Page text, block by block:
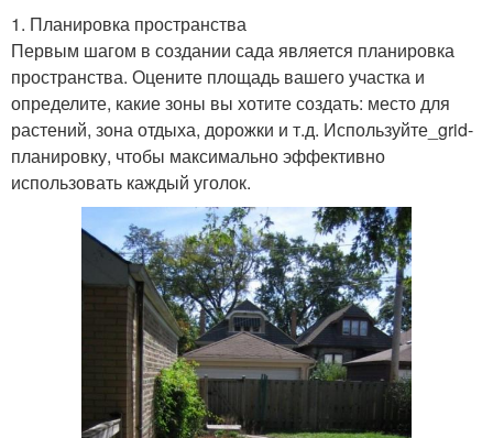
1. Планировка пространства
Первым шагом в создании сада является планировка
пространства. Оцените площадь вашего участка и
определите, какие зоны вы хотите создать: место для
растений, зона отдыха, дорожки и т.д. Используйте_grid-
планировку, чтобы максимально эффективно
использовать каждый уголок.